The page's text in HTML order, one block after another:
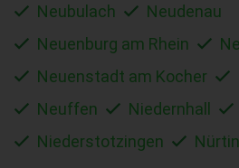
Neubulach
Neudenau
Neuenburg am Rhein
Neuenstadt am Kocher
Neuffen
Niedernhall
Niederstotzingen